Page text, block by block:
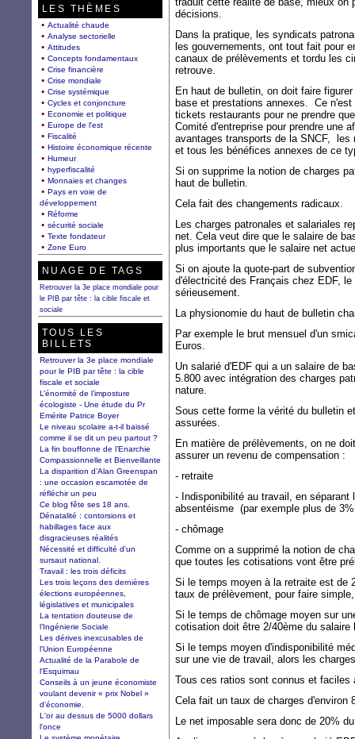
décisions.
Dans la pratique, les syndicats
les gouvernements, ont tout fait pour
canaux de prélèvements et tordu les
retrouve.
En haut de bulletin, on doit faire
base et prestations annexes. Ce
tickets restaurants pour ne prendre
Comité d'entreprise pour prendre une
avantages transports de la SNCF, les
et tous les bénéfices annexes de ce
Si on supprime la notion de charges
haut de bulletin.
Cela fait des changements radicaux.
Les charges patronales et salariales
net. Cela veut dire que le salaire de
plus importants que le salaire net
Si on ajoute la quote-part de
d'électricité des Français chez EDF,
sérieusement.
La physionomie du haut de bulletin
Par exemple le brut mensuel d'un
Euros.
Un salarié d'EDF qui a un salaire de
5.800 avec intégration des charges
nature.
Sous cette forme la vérité du bulletin
assurées.
En matière de prélèvements, on ne
assurer un revenu de compensation :
- retraite
- Indisponibilité au travail, en séparant
absentéisme (par exemple plus de
- chômage
Comme on a supprimé la notion de
que toutes les cotisations vont être
Si le temps moyen à la retraite est de
taux de prélèvement, pour faire
Si le temps de chômage moyen sur
cotisation doit être 2/40ème du salaire
Si le temps moyen d'indisponibilité
sur une vie de travail, alors les
Tous ces ratios sont connus et faciles
Cela fait un taux de charges d'environ
Le net imposable sera donc de 20%
LES THÈMES
Actualité chaude
Analyse sectorielle
Attitudes
Concepts fondamentaux
Crise financière
Crise mondiale
Crise systémique
Cycles et conjoncture
Economie et politique
Europe de l'est
Fiscalité
Histoire économique récente
Humeur
hyperfiscalité
Monnaies et changes
Pays en voie de
développement
Réforme
sécurité sociale
Texte fondateur
Zone Euro
NUAGE DE TAGS
Retrouver la 3e place mondiale pour
le PIB par tête : la cible fiscale et
sociale
TOUS LES
BILLETS
Retrouver la 3e place mondiale
pour le PIB par tête : la cible
fiscale et sociale
L’énormité de l’imposture
écologiste - Une étude du Pr
Emérite Patrice Boyer
Le niveau scolaire a-t-il baissé
comme il se dit un peu partout ?
La fin bouffonne de l’Enarchie
Compassionnelle et Bienveillante
La disparition d’Alan Greenspan
: une occasion escamotée de
réfléchir un peu
Ce blog fête ses 18 ans.
Dénatalité : contorsions et
habillages face aux
disgracieuses réalités
Nécessité et difficulté d'un
sursaut national.
Travail : les trois déficits
Les trois leçons des dernières
élections européennes,
législatives et municipales
La tentation douteuse de
l’Ingénierie Sociale
Les dérives inexcusables de
l'Union Européenne
Actualité de la Parabole de
l'Esquimau
Conseils à un jeune économiste
voulant devenir « prix Nobel »
d’économie.
L'or au dessus de 5000 dollars
l'once